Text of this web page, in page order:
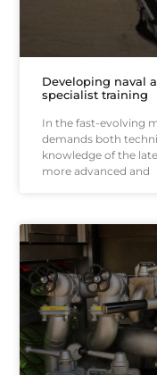
Developing naval
specialist training
In the fast-evolving
demands both
knowledge of the
more advanced and